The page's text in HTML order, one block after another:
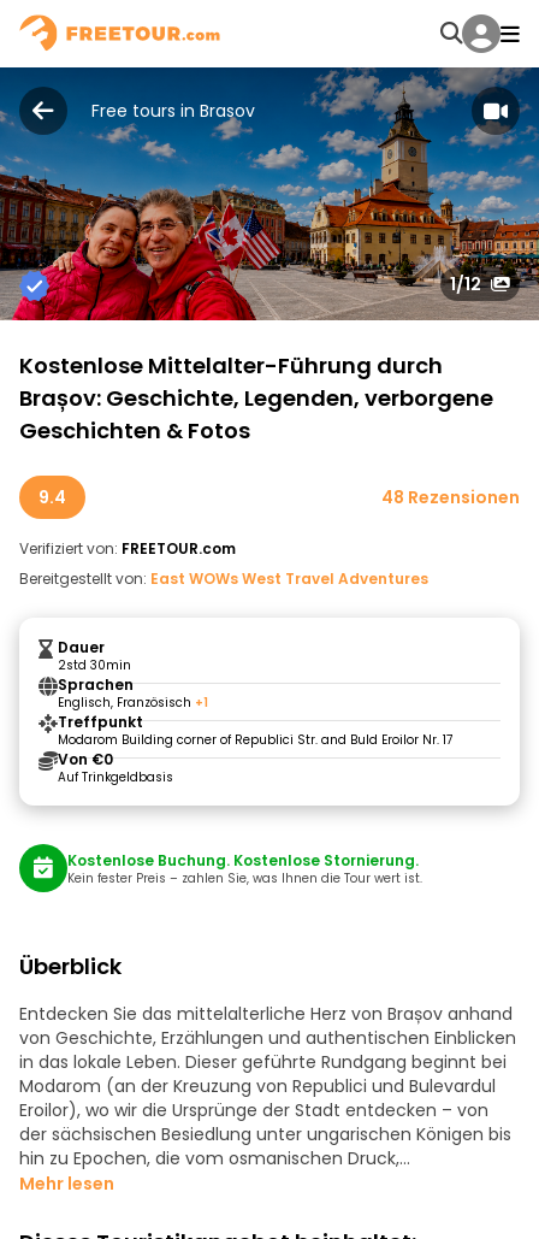
Free tours in Brasov
1/12
Kostenlose Mittelalter-Führung durch
Brașov: Geschichte, Legenden, verborgene
Geschichten & Fotos
9.4 48 Rezensionen
Verifiziert von: FREETOUR.com
Bereitgestellt von: East WOWs West Travel Adventures
Dauer
2std 30min
Sprachen
Englisch, Französisch +1
Treffpunkt
Modarom Building corner of Republici Str. and Buld Eroilor Nr. 17
Von €0
Auf Trinkgeldbasis
Kostenlose Buchung. Kostenlose Stornierung.
Kein fester Preis – zahlen Sie, was Ihnen die Tour wert ist.
Überblick
Entdecken Sie das mittelalterliche Herz von Brașov anhand
von Geschichte, Erzählungen und authentischen Einblicken
in das lokale Leben. Dieser geführte Rundgang beginnt bei
Modarom (an der Kreuzung von Republici und Bulevardul
Eroilor), wo wir die Ursprünge der Stadt entdecken – von
der sächsischen Besiedlung unter ungarischen Königen bis
hin zu Epochen, die vom osmanischen Druck,
mongolischen Invasionen und der Herrschaft der
Mehr lesen